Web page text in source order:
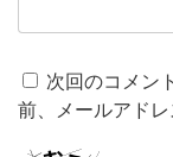
次回のコメン
前、メールアドレ